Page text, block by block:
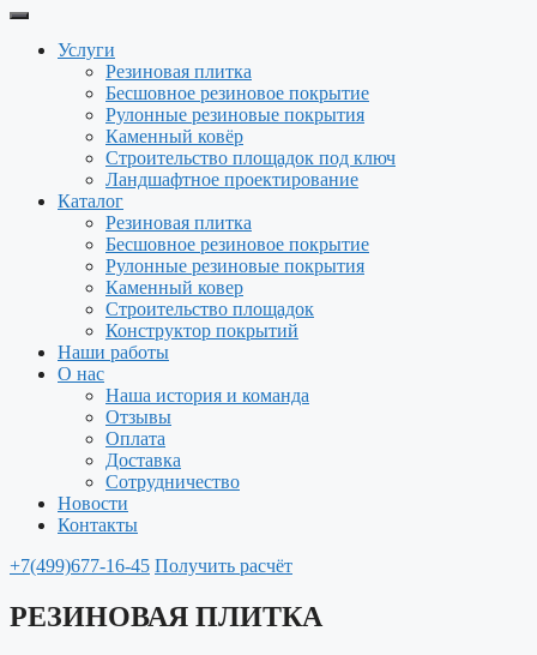
Услуги
Резиновая плитка
Бесшовное резиновое покрытие
Рулонные резиновые покрытия
Каменный ковёр
Строительство площадок под ключ
Ландшафтное проектирование
Каталог
Резиновая плитка
Бесшовное резиновое покрытие
Рулонные резиновые покрытия
Каменный ковер
Строительство площадок
Конструктор покрытий
Наши работы
О нас
Наша история и команда
Отзывы
Оплата
Доставка
Сотрудничество
Новости
Контакты
+7(499)677-16-45 Получить расчёт
РЕЗИНОВАЯ ПЛИТКА